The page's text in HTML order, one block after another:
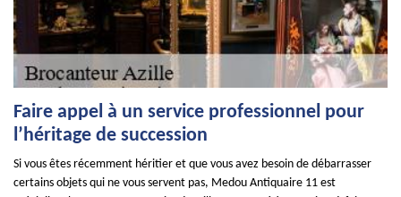
Faire appel à un service professionnel pour
l’héritage de succession
Si vous êtes récemment héritier et que vous avez besoin de débarrasser
certains objets qui ne vous servent pas, Medou Antiquaire 11 est